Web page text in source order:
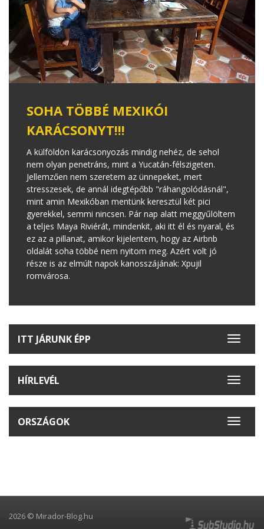
SOHA TÖBBÉ MEXIKÓI
KARÁCSONYT!!!
A külföldön karácsonyozás mindig nehéz, de sehol
nem olyan penetráns, mint a Yucatán-félszigeten.
Jellemzően nem szeretem az ünnepeket, mert
stresszesek, de annál idegtépőbb "ráhangolódásnál",
mint amin Mexikóban mentünk keresztül két pici
gyerekkel, semmi nincsen. Pár nap alatt meggyűlöltem
a teljes Maya Riviérát, mindenkit, aki itt él és nyaral, és
ez az a pillanat, amikor kijelentem, hogy az Airbnb
oldalát soha többé nem nyitom meg. Azért volt jó
része is az elmúlt napok kanosszájának: Xpujil
romvárosa.
Toggle
ITT JÁRUNK ÉPP
Toggle
HÍRLEVÉL
Toggle
ORSZÁGOK
2026 © Mirador-Blog.hu